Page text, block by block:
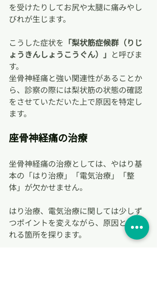
を受けたりしてお尻や太腿に痛みやし
びれが生じます。
こうした症状を 「梨状筋症候群（りじ
ょうきんしょうこうぐん）」 と呼びま
す。
坐骨神経痛と強い関連性があることか
ら、診察の際には梨状筋の状態の確認
をさせていただいた上で原因を特定し
ます。
座骨神経痛の治療
坐骨神経痛の治療としては、やはり基
本の「はり治療」「電気治療」「整
体」が欠かせません。
はり治療、電気治療に関しては少しず
つポイントを変えながら、原因と思わ
れる箇所を探ります。